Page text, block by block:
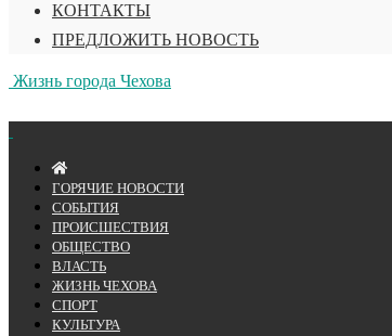
КОНТАКТЫ
ПРЕДЛОЖИТЬ НОВОСТЬ
Жизнь города Чехова
ГОРЯЧИЕ НОВОСТИ
СОБЫТИЯ
ПРОИСШЕСТВИЯ
ОБЩЕСТВО
ВЛАСТЬ
ЖИЗНЬ ЧЕХОВА
СПОРТ
КУЛЬТУРА